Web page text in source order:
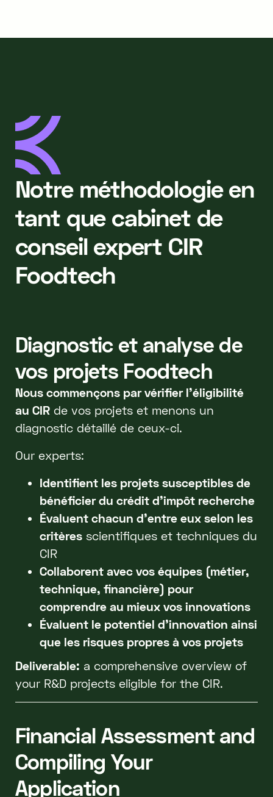
Notre méthodologie en
tant que cabinet de
conseil expert CIR
Foodtech
Diagnostic et analyse de
vos projets Foodtech
Nous commençons par vérifier l'éligibilité
au CIRde vos projets et menons un
diagnostic détaillé de ceux-ci.
Our experts:
Identifient les projets susceptibles de
bénéficier du crédit d’impôt recherche
Évaluent chacun d’entre eux selon les
critèresscientifiques et techniques du
CIR
Collaborent avec vos équipes (métier,
technique, financière) pour
comprendre au mieux vos innovations
Évaluent le potentiel d’innovation ainsi
que les risques propres à vos projets
Deliverable: a comprehensive overview of
your R&D projects eligible for the CIR.
Financial Assessment and
Compiling Your
Application